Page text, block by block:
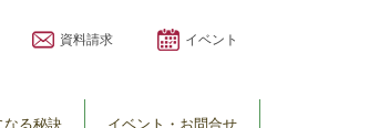
資料請求 イベント
なる秘訣 イベント・お問合せ